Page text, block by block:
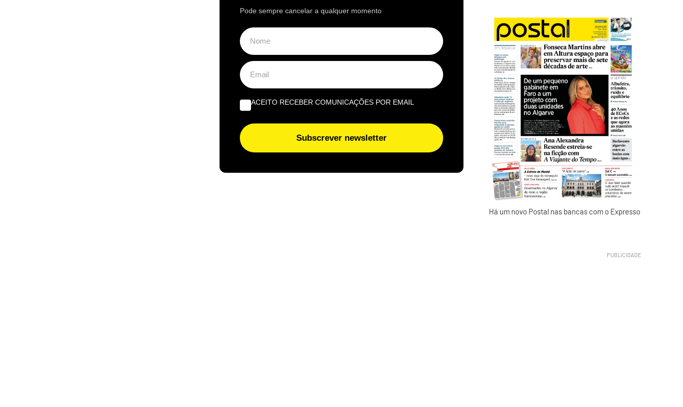
Há um novo Postal nas bancas com o Expresso
Pode sempre cancelar a qualquer momento
ACEITO RECEBER COMUNICAÇÕES POR EMAIL
Subscrever newsletter